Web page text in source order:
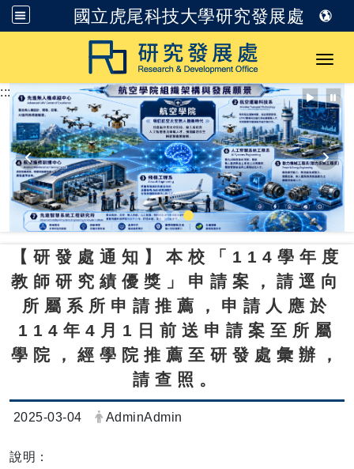
國立虎尾科技大學研究發展處
跳到主要內容
:::
【研發處通知】本校「114學年度
教師研究績優獎」申請案，請逕向
所屬系所申請推薦，申請人應於
114年4月1日前送申請案至所屬
學院，經學院推薦至研發處彙辦，
請查照。
日期：
2025-03-04 發布者：
AdminAdmin
說明：